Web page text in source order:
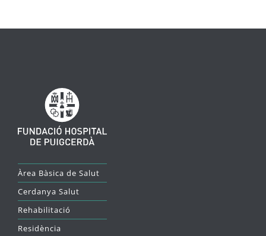
Àrea Bàsica de Salut
Cerdanya Salut
Rehabilitació
Residència